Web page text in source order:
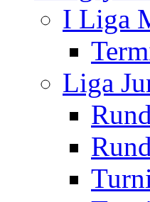
I Liga
Liga